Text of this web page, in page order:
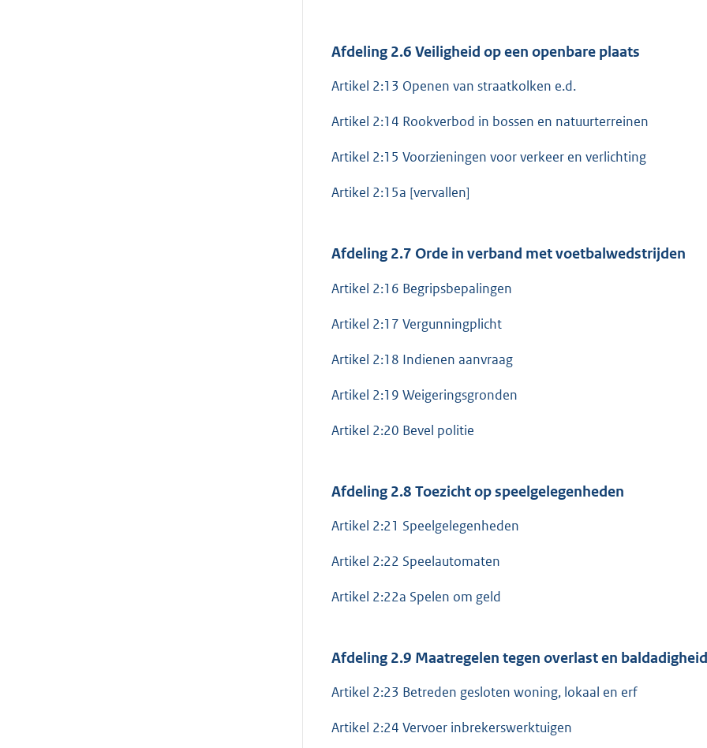
Afdeling 2.6 Veiligheid op een openbare plaats
Artikel 2:13 Openen van straatkolken e.d.
Artikel 2:14 Rookverbod in bossen en natuurterreinen
Artikel 2:15 Voorzieningen voor verkeer en verlichting
Artikel 2:15a [vervallen]
Afdeling 2.7 Orde in verband met voetbalwedstrijden
Artikel 2:16 Begripsbepalingen
Artikel 2:17 Vergunningplicht
Artikel 2:18 Indienen aanvraag
Artikel 2:19 Weigeringsgronden
Artikel 2:20 Bevel politie
Afdeling 2.8 Toezicht op speelgelegenheden
Artikel 2:21 Speelgelegenheden
Artikel 2:22 Speelautomaten
Artikel 2:22a Spelen om geld
Afdeling 2.9 Maatregelen tegen overlast en baldadigheid
Artikel 2:23 Betreden gesloten woning, lokaal en erf
Artikel 2:24 Vervoer inbrekerswerktuigen